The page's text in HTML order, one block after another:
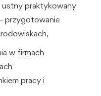
ustny praktykowany
przygotowanie
w firmach
pracy i